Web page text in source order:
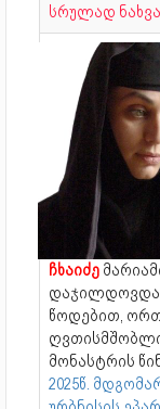
სრულად ნახვა
ჩხაიძე
დაჯილდოვდა:
წოდებით,
მონასტრის
2025წ.